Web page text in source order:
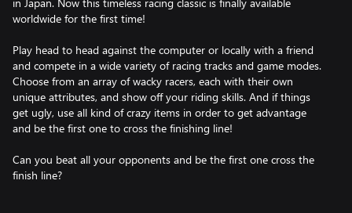
worldwide for the first time!
Play head to head against the computer or locally with a friend
and compete in a wide variety of racing tracks and game modes.
Choose from an array of wacky racers, each with their own
unique attributes, and show off your riding skills. And if things
get ugly, use all kind of crazy items in order to get advantage
and be the first one to cross the finishing line!
Can you beat all your opponents and be the first one cross the
finish line?